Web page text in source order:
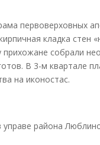
первоверховных
кладка стен
прихожане собрали
В 3-м квартале
на иконостас.
района